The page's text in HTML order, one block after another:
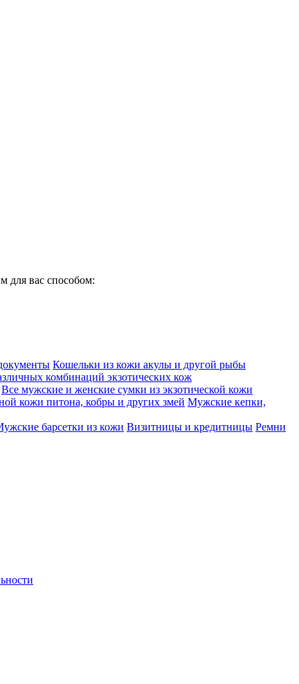
для вас способом:
Кошельки из кожи акулы и другой рыбы
комбинаций экзотических кож
Все мужские и женские сумки из экзотической кожи
кожи питона, кобры и других змей Мужские кепки,
барсетки из кожи Визитницы и кредитницы Ремни